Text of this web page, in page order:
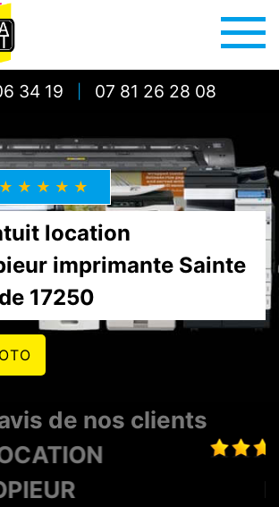
34 19 07 81 26 28 08
★★★★★
location
imprimante Sainte
17250
de nos clients
MAINTENANCE